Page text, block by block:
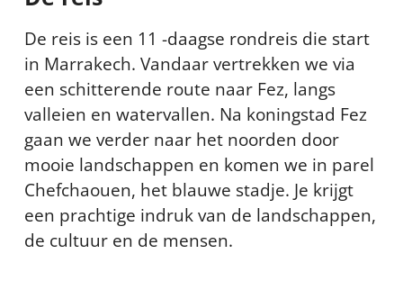
De reis is een 11 -daagse rondreis die start
in Marrakech. Vandaar vertrekken we via
een schitterende route naar Fez, langs
valleien en watervallen. Na koningstad Fez
gaan we verder naar het noorden door
mooie landschappen en komen we in parel
Chefchaouen, het blauwe stadje. Je krijgt
een prachtige indruk van de landschappen,
de cultuur en de mensen.